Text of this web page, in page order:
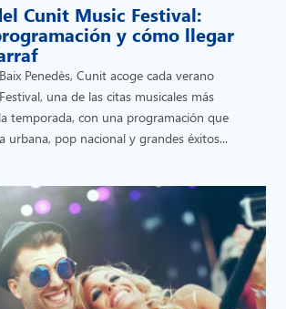
Cunit Music Festival:
y cómo llegar
Penedès, Cunit acoge cada verano
una de las citas musicales más
temporada, con una programación que
urbana, pop nacional y grandes éxitos...